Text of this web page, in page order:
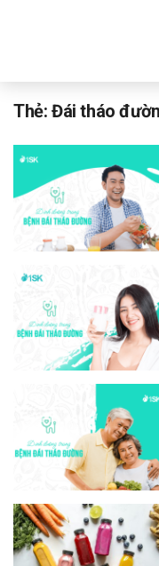
THỂ DỤC
DINH DƯỠNG
SỨC KHỎE TINH THẦN
CÔNG NGHỆ
Thẻ:Đái tháo